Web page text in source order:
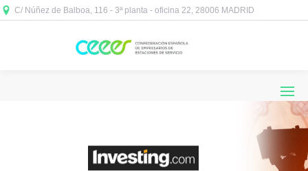
C/ Núñez de Balboa, 116 - 3ª planta - oficina 22, 28006 MADRID